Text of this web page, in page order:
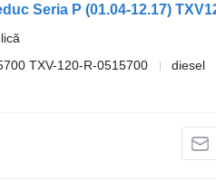
TXV-120-R-0515700
diesel